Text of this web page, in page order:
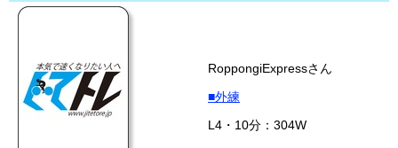
RoppongiExpressさん
■外練
L4・10分：304W